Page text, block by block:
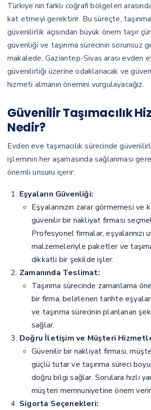
Türkiye’nin farklı coğrafi bölgeleri
kat etmeyi gerektirir. Bu süreçte,
güvenilirlik açısından büyük önem taşır
güvenliği ve taşınma sürecinin sorunsuz
makalede, Gaziantep-Sivas arası evden
güvenilirliği üzerine odaklanacak ve
hizmeti almanın önemini vurgulayacağız.
Güvenilir Taşımacılık
Nedir?
Evden eve taşımacılık sürecinde
işleminin her aşamasında sağlanması
önemli unsuru içerir:
Eşyaların Güvenliği:
Eşyalarınızın zarar görmemesi ve
güvenilir bir nakliyat firması
Profesyonel firmalar, eşyalarınızı
malzemeleriyle paketler ve taşıma
dikkatli bir şekilde işler.
Zamanında Teslimat:
Taşınma sürecinde zamanlama
bir firma, belirlenen tarihte
ve taşınma sürecinin planlanan
sağlar.
Doğru İletişim ve Müşteri
Güvenilir bir nakliyat firması,
güçlü tutar ve taşınma süreci
doğru bilgi sağlar. Sorulara hızlı
müşteri memnuniyetine önem
Sigorta Seçenekleri: